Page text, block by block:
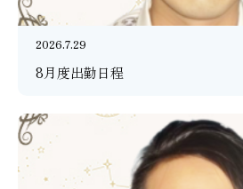
2026.7.29
8月度出勤日程